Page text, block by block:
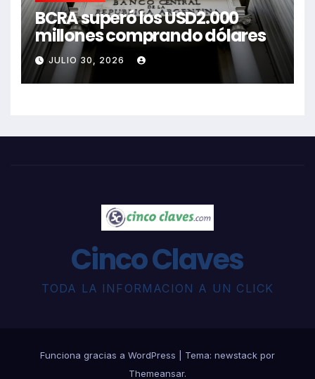
BCRA superó los USD2.000
millones comprando dólares
JULIO 30, 2026
Cinco Claves
TODA LA INFORMACION A UN CLICK
Funciona gracias a WordPress
Tema: newstack por
Themeansar.